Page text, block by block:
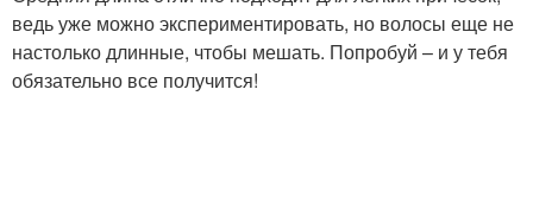
ведь уже можно экспериментировать, но волосы еще не
настолько длинные, чтобы мешать. Попробуй – и у тебя
обязательно все получится!